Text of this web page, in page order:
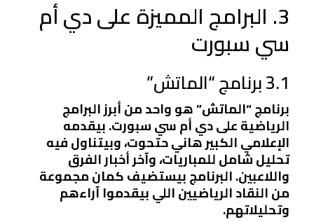
3. البرامج المميزة على دي أم
سي سبورت
3.1 برنامج “الماتش”
برنامج “الماتش” هو واحد من أبرز البرامج
الرياضية على دي أم سي سبورت. بيقدمه
الإعلامي الكبير هاني حتحوت، وبيتناول فيه
تحليل شامل للمباريات، وآخر أخبار الفرق
واللاعبين. البرنامج بيستضيف كمان مجموعة
من النقاد الرياضيين اللي بيقدموا آراءهم
وتحليلاتهم.